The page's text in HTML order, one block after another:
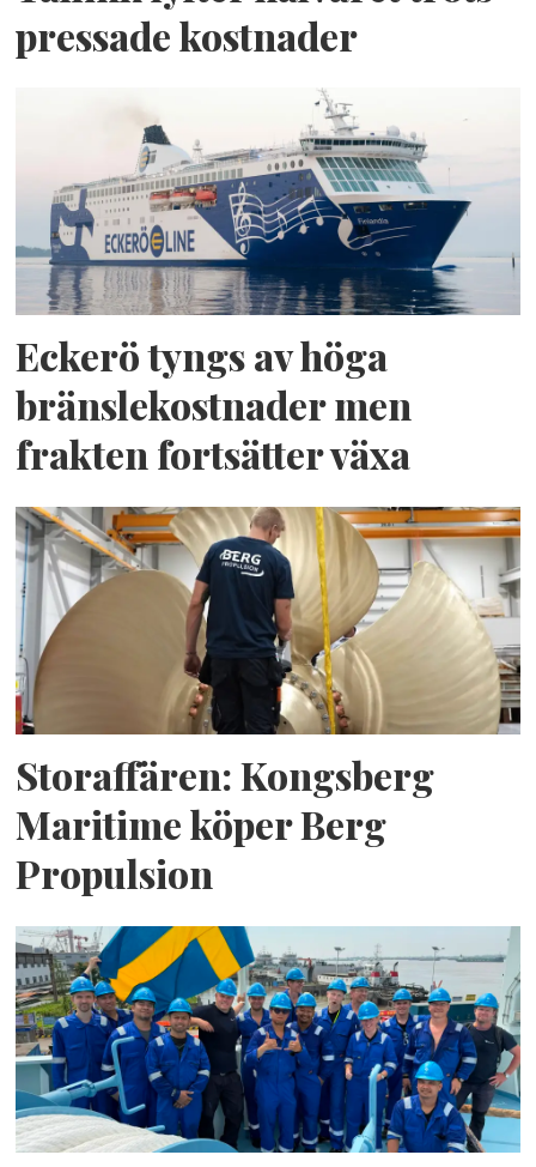
pressade kostnader
Eckerö tyngs av höga
bränslekostnader men
frakten fortsätter växa
Storaffären: Kongsberg
Maritime köper Berg
Propulsion